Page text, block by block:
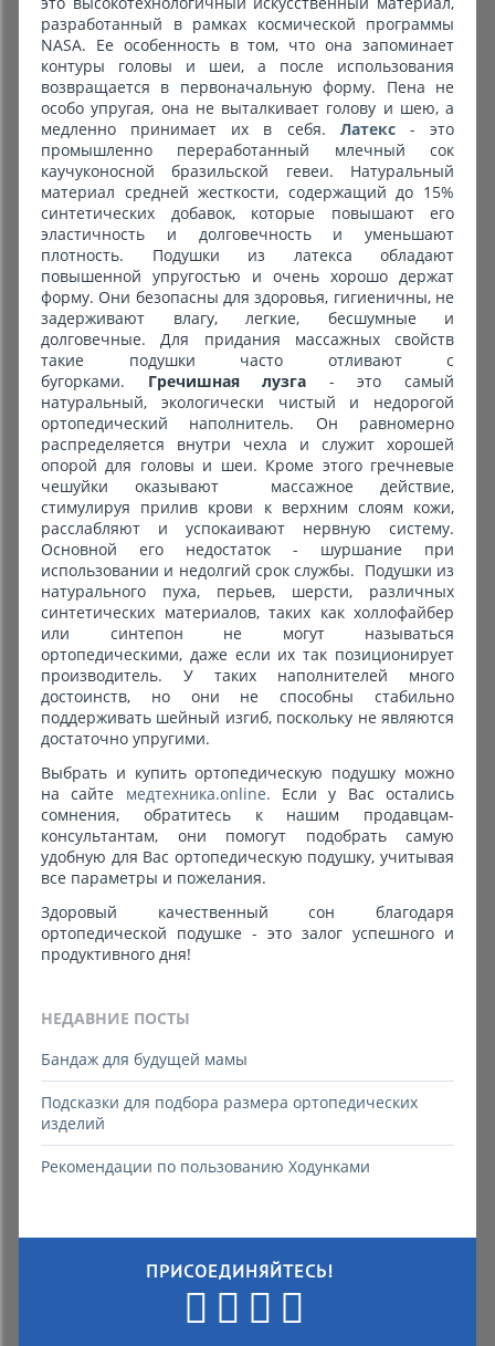
разработанный в рамках космической программы
NASA. Ее особенность в том, что она запоминает
контуры головы и шеи, а после использования
возвращается в первоначальную форму. Пена не
особо упругая, она не выталкивает голову и шею, а
медленно принимает их в себя. Латекс- это
промышленно переработанный млечный сок
каучуконосной бразильской гевеи. Натуральный
материал средней жесткости, содержащий до 15%
синтетических добавок, которые повышают его
эластичность и долговечность и уменьшают
плотность. Подушки из латекса обладают
повышенной упругостью и очень хорошо держат
форму. Они безопасны для здоровья, гигиеничны, не
задерживают влагу, легкие, бесшумные и
долговечные. Для придания массажных свойств
такие подушки часто отливают с
бугорками. Гречишная лузга - это самый
натуральный, экологически чистый и недорогой
ортопедический наполнитель. Он равномерно
распределяется внутри чехла и служит хорошей
опорой для головы и шеи. Кроме этого гречневые
чешуйки оказывают массажное действие,
стимулируя прилив крови к верхним слоям кожи,
расслабляют и успокаивают нервную систему.
Основной его недостаток - шуршание при
использовании и недолгий срок службы. Подушки из
натурального пуха, перьев, шерсти, различных
синтетических материалов, таких как холлофайбер
или синтепон не могут называться
ортопедическими, даже если их так позиционирует
производитель. У таких наполнителей много
достоинств, но они не способны стабильно
поддерживать шейный изгиб, поскольку не являются
достаточно упругими.
Выбрать и купить ортопедическую подушку можно
на сайте медтехника.online. Если у Вас остались
сомнения, обратитесь к нашим продавцам-
консультантам, они помогут подобрать самую
удобную для Вас ортопедическую подушку, учитывая
все параметры и пожелания.
Здоровый качественный сон благодаря
ортопедической подушке - это залог успешного и
продуктивного дня!
НЕДАВНИЕ ПОСТЫ
Бандаж для будущей мамы
Подсказки для подбора размера ортопедических
изделий
Рекомендации по пользованию Ходунками
ПРИСОЕДИНЯЙТЕСЬ!